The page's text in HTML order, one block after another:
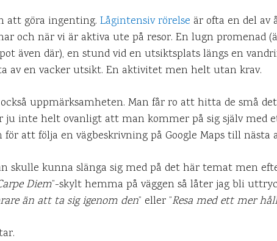
att göra ingenting. Lågintensiv rörelse är ofta en del
och när vi är aktiva ute på resor. En lugn promenad
även där), en stund vid en utsiktsplats längs en
av en vacker utsikt. En aktivitet men helt utan krav.
uppmärksamheten. Man får ro att hitta de små
ju inte helt ovanligt att man kommer på sig själv med
att följa en vägbeskrivning på Google Maps till nästa
skulle kunna slänga sig med på det här temat men
Diem”-skylt hemma på väggen så låter jag bli
än att ta sig igenom den” eller ”Resa med ett mer